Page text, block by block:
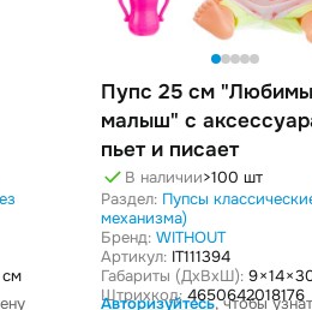
см
Пупс 25 см
малыш" с
пьет и писает
В наличии>100 шт
Раздел: Пупсы
механизма)
Бренд: WITHOUT
Артикул:IT111394
Габариты (ДxВxШ):9 × 14 ×
Штрихкод:4650642018176
Авторизуйтесь, чтобы